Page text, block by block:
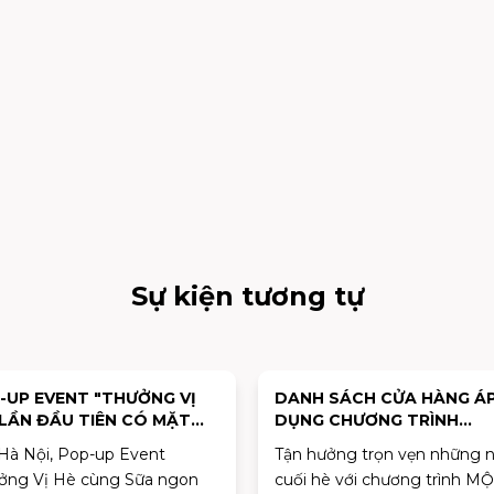
Sự kiện tương tự
SÁCH CỬA HÀNG ÁP
CHƯƠNG TRÌNH
ĐÔI TRẢI NGHIỆM"
trọn vẹn những ngày
với chương trình MỘT
SĂN SALE ĐẠI LỄ – MỪNG
QUỐC KHÁNH 02/09
Chào mừng Quốc khánh,
MALL Tân Phú Celadon